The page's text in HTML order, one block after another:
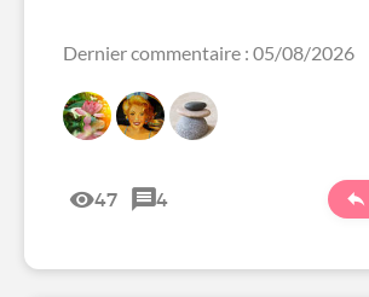
Dernier commentaire : 05/08/2026
47 4